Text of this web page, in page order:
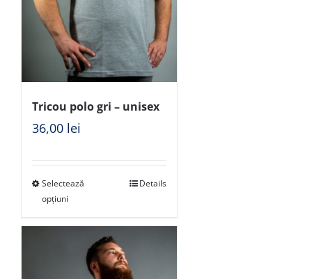
Tricou polo gri – unisex
36,00 lei
Selectează
opțiuni
Details